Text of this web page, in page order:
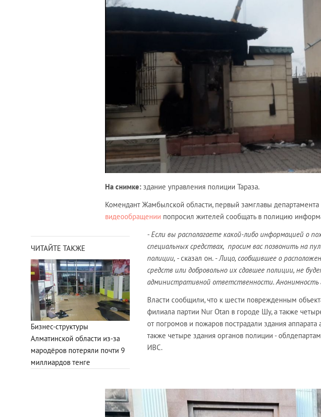
На снимке: здание управления полиции Тараза.
Комендант Жамбылской области, первый замглавы
видеообращении попросил жителей сообщать в полицию
ЧИТАЙТЕ ТАКЖЕ
Бизнес-структуры
Алматинской области из-за
мародёров потеряли почти 9
миллиардов тенге
- Если вы располагаете какой-либо информацией о
специальных средствах, просим вас позвонить на
полиции, - сказал он. - Лицо, сообщившее о
средств или добровольно их сдавшее полиции, не
административной ответственности. Анонимность
Власти сообщили, что к шести поврежденным
филиала партии Nur Otan в городе Шу, а также
от погромов и пожаров пострадали здания
также четыре здания органов полиции -
ИВС.